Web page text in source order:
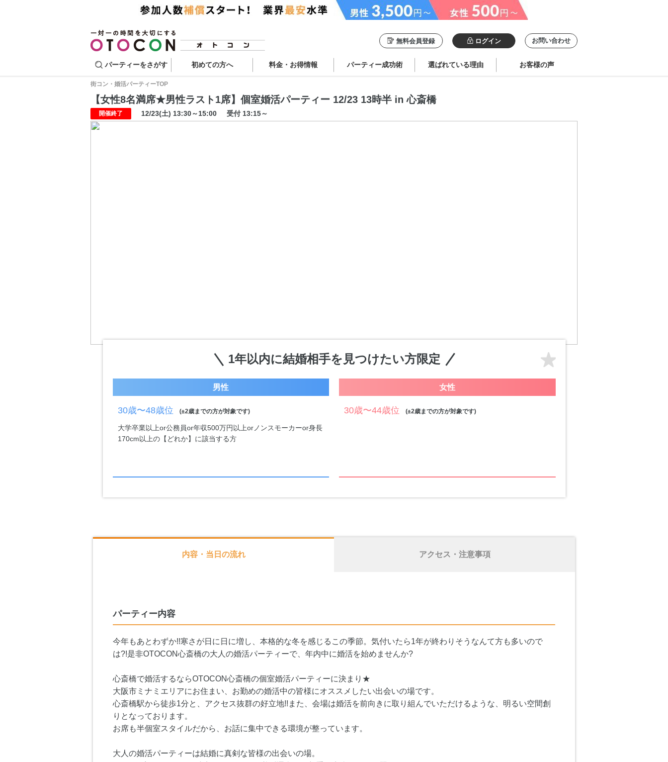
無料会員登録 ログイン お問い合わせ
パーティーをさがす 初めての方へ 料金・お得情報 パーティー成功術 選ばれている理由 お客様の声
街コン・婚活パーティーTOP
【女性8名満席★男性ラスト1席】個室婚活パーティー 12/23 13時半 in 心斎橋
開催終了 12/23(土) 13:30～15:00 受付 13:15～
1年以内に結婚相手を見つけたい方限定
男性
30歳〜48歳位 (±2歳までの方が対象です)
大学卒業以上or公務員or年収500万円以上orノンスモーカーor身長
170cm以上の【どれか】に該当する方
女性
30歳〜44歳位 (±2歳までの方が対象です)
内容・当日の流れ アクセス・注意事項
パーティー内容
今年もあとわずか!!寒さが日に日に増し、本格的な冬を感じるこの季節。気付いたら1年が終わりそうなんて方も多いので
は?!是非OTOCON心斎橋の大人の婚活パーティーで、年内中に婚活を始めませんか?
心斎橋で婚活するならOTOCON心斎橋の個室婚活パーティーに決まり★
大阪市ミナミエリアにお住まい、お勤めの婚活中の皆様にオススメしたい出会いの場です。
心斎橋駅から徒歩1分と、アクセス抜群の好立地!!また、会場は婚活を前向きに取り組んでいただけるような、明るい空間創
りとなっております。
お席も半個室スタイルだから、お話に集中できる環境が整っています。
大人の婚活パーティーは結婚に真剣な皆様の出会いの場。